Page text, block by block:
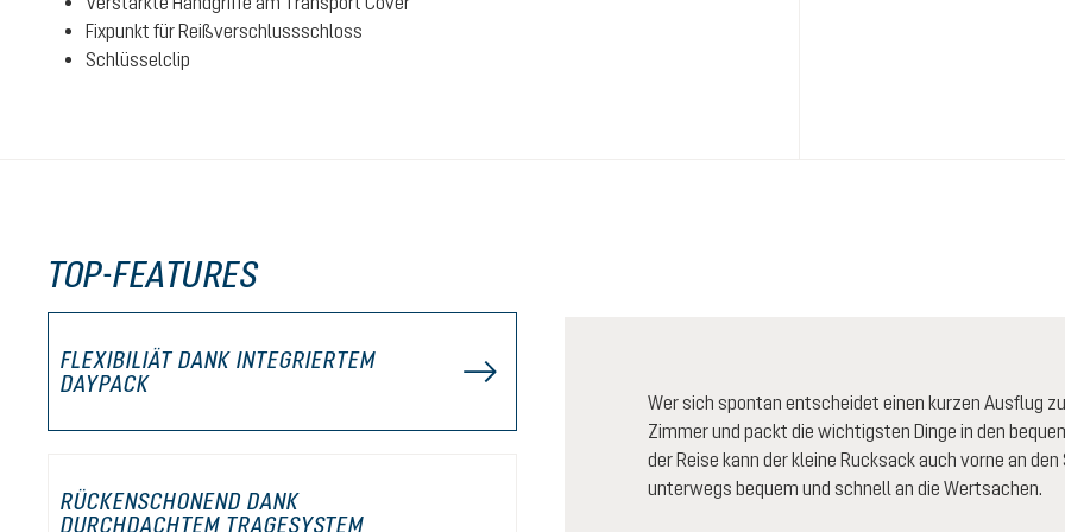
Fixpunkt für Reißverschlussschloss
Schlüsselclip
TOP-FEATURES
FLEXIBILIÄT DANK INTEGRIERTEM
DAYPACK
RÜCKENSCHONEND DANK
DURCHDACHTEM TRAGESYSTEM
Wer sich spontan entscheidet einen kurzen Ausflug
Zimmer und packt die wichtigsten Dinge in den
der Reise kann der kleine Rucksack auch vorne an
unterwegs bequem und schnell an die Wertsachen.